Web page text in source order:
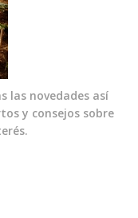
las novedades así
y consejos sobre